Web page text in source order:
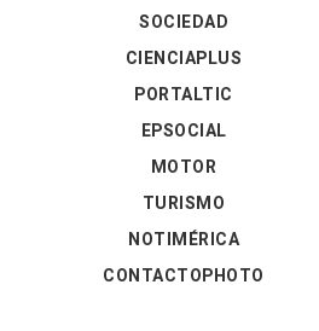
SOCIEDAD
CIENCIAPLUS
PORTALTIC
EPSOCIAL
MOTOR
TURISMO
NOTIMÉRICA
CONTACTOPHOTO